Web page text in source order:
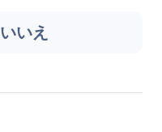
いいえ